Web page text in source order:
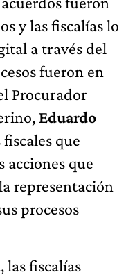
y las fiscalías lo
a través del
fueron en
Procurador
Eduardo
que
acciones que
representación
procesos
las fiscalías